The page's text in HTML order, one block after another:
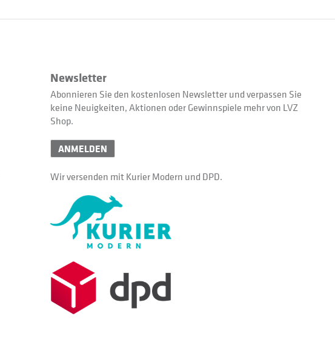
Newsletter
Abonnieren Sie den kostenlosen Newsletter und verpassen Sie
keine Neuigkeiten, Aktionen oder Gewinnspiele mehr von LVZ
Shop.
ANMELDEN
Wir versenden mit Kurier Modern und DPD.